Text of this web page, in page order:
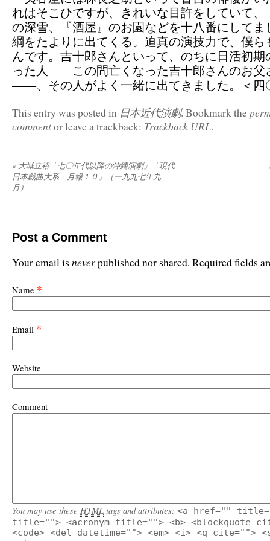
れはそこひですが、きれいな目許をしていて、
の深雪、『酒屋』のお園などを十八番にしてま
綱をたよりに出てくる。迫真の演技力で、僕ら
んです。吉十郎さんといって、のちに日活初期
った人——この間亡くなった吉十郎さんのお父
——、その人がよく一緒に出てきました。＜四
This entry was posted in 日本近代演劇. Bookmark the
commentor leave a trackback: Trackback URL.
« 大城立裕「七〇年代以降の沖縄演劇」「現代
日本戯曲大系 月報１０」（一九九七年九
月）
Post a Comment
Your email is neverpublished nor shared. Required fields
Name *
Email *
Website
Comment
You may use these HTML tags and attributes: <a href=""
title=""> <acronym title=""> <b> <blockquote
<code> <del datetime=""> <em> <i> <q cite="">